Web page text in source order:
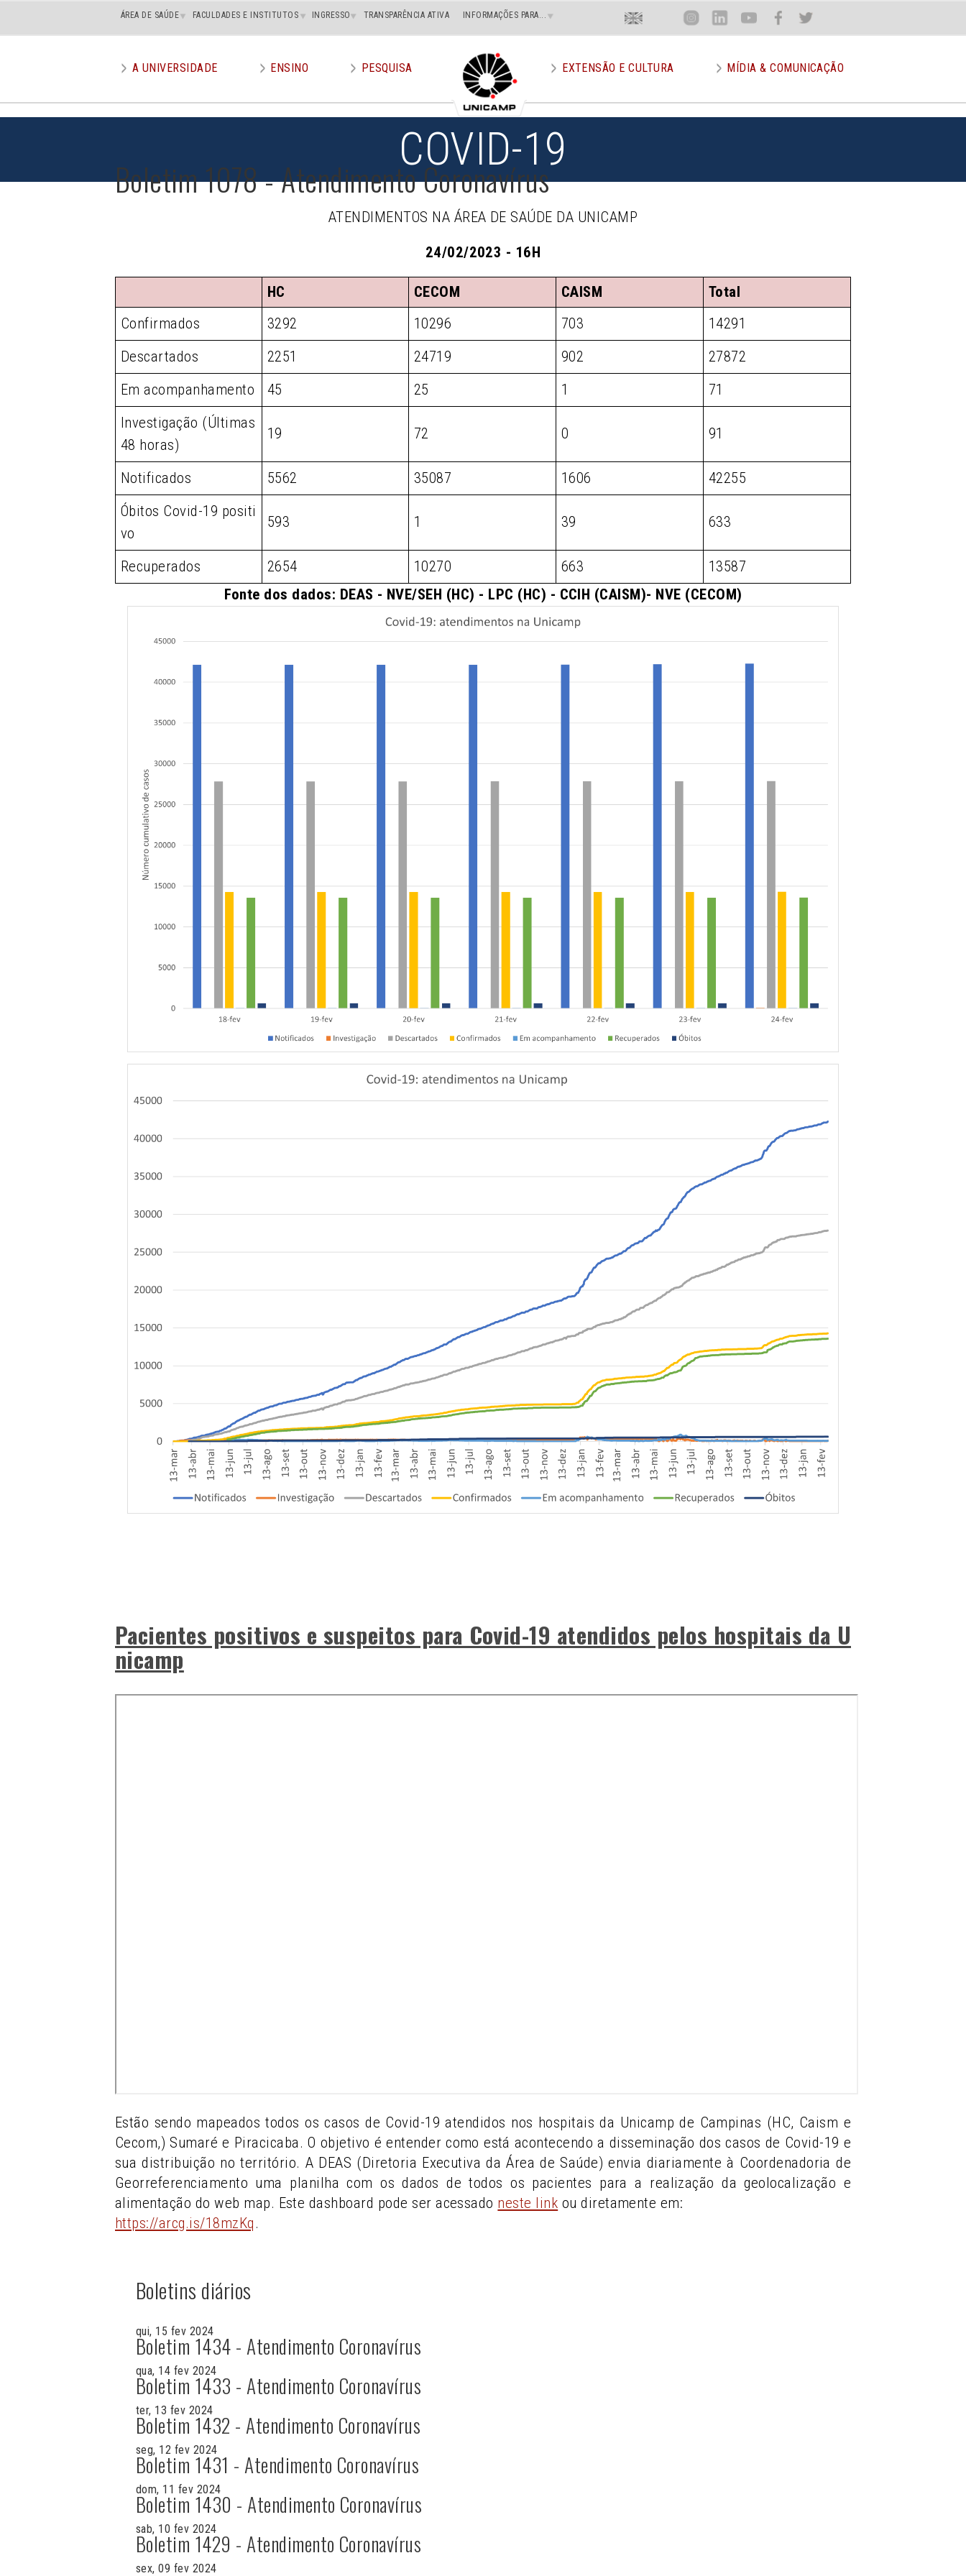
Main
superior
ÁREA DE SAÚDE FACULDADES E INSTITUTOS INGRESSO TRANSPARÊNCIA ATIVA INFORMAÇÕES PARA... Menu
Superior
Direito
En Inst Lin You Face Twit
menu
A UNIVERSIDADE ENSINO PESQUISA EXTENSÃO E CULTURA MÍDIA & COMUNICAÇÃO
COVID-19
Boletim 1078 - Atendimento Coronavírus
ATENDIMENTOS NA ÁREA DE SAÚDE DA UNICAMP
24/02/2023 - 16H
HC CECOM CAISM
Total
Confirmados
3292 10296 703
14291
Descartados
2251 24719 902
27872
Em acompanhamento
45 25 1
71
Investigação (Últimas
48 horas)
19 72 0 91
Notificados 5562 35087 1606
42255
Óbitos Covid-19 positi
vo
593 1 39 633
Recuperados 2654 10270 663
13587
Fonte dos dados: DEAS - NVE/SEH (HC) - LPC (HC) - CCIH (CAISM)- NVE (CECOM)
Pacientes positivos e suspeitos para Covid-19 atendidos pelos hospitais da U
nicamp
Estão sendo mapeados todos os casos de Covid-19 atendidos nos hospitais da Unicamp de Campinas (HC, Caism e
Cecom,) Sumaré e Piracicaba. O objetivo é entender como está acontecendo a disseminação dos casos de Covid-19 e
sua distribuição no território. A DEAS (Diretoria Executiva da Área de Saúde) envia diariamente à Coordenadoria de
Georreferenciamento uma planilha com os dados de todos os pacientes para a realização da geolocalização e
alimentação do web map. Este dashboard pode ser acessado neste link ou diretamente em:
https://arcg.is/18mzKq .
Boletins diários
qui, 15 fev 2024
Boletim 1434 - Atendimento Coronavírus
qua, 14 fev 2024
Boletim 1433 - Atendimento Coronavírus
ter, 13 fev 2024
Boletim 1432 - Atendimento Coronavírus
seg, 12 fev 2024
Boletim 1431 - Atendimento Coronavírus
dom, 11 fev 2024
Boletim 1430 - Atendimento Coronavírus
sab, 10 fev 2024
Boletim 1429 - Atendimento Coronavírus
sex, 09 fev 2024